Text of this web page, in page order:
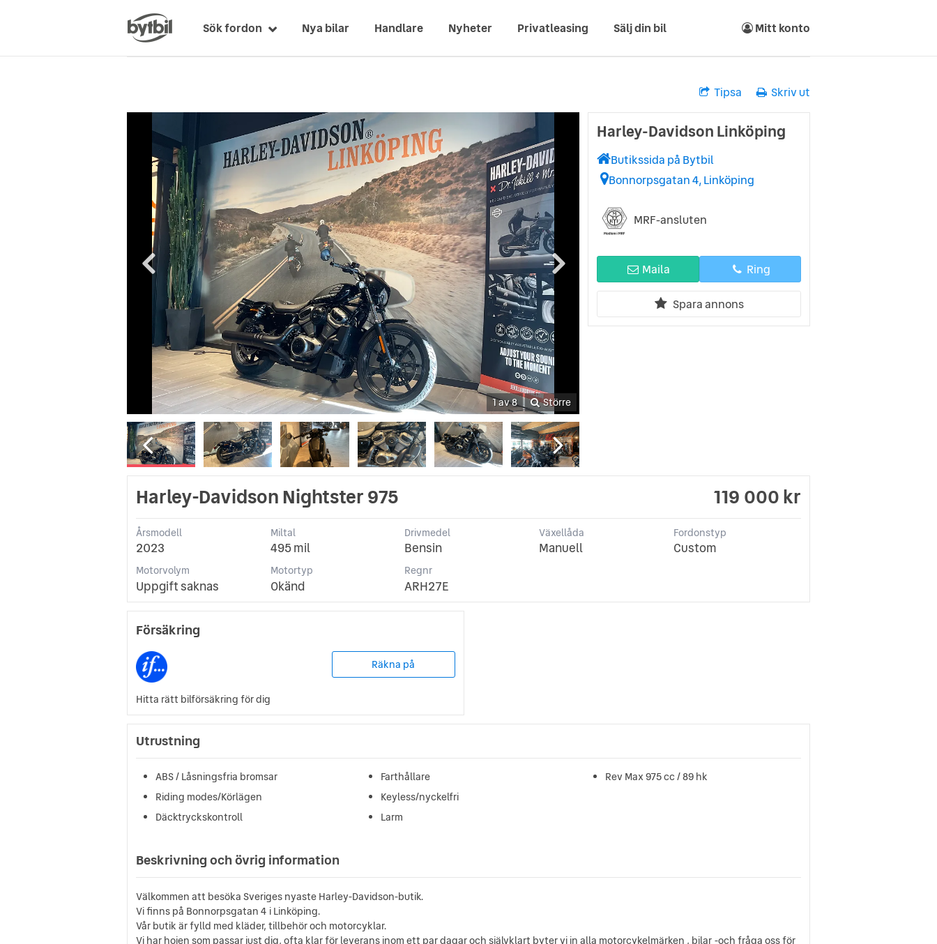
Sök fordon Nya bilar Handlare Nyheter Privatleasing Sälj din bil Mitt konto
Tipsa Skriv ut
1 av 8 Större
Harley-Davidson Linköping
Butikssida på Bytbil
Bonnorpsgatan 4, Linköping
MRF-ansluten
Maila Ring
Spara annons
Harley-Davidson Nightster 975 119 000 kr
Årsmodell
2023
Miltal
495 mil
Drivmedel
Bensin
Växellåda
Manuell
Fordonstyp
Custom
Motorvolym
Uppgift saknas
Motortyp
Okänd
Regnr
ARH27E
Försäkring
Räkna på
Hitta rätt bilförsäkring för dig
Utrustning
ABS / Låsningsfria bromsar
Riding modes/Körlägen
Däcktryckskontroll
Farthållare
Keyless/nyckelfri
Larm
Rev Max 975 cc / 89 hk
Beskrivning och övrig information
Välkommen att besöka Sveriges nyaste Harley-Davidson-butik.
Vi finns på Bonnorpsgatan 4 i Linköping.
Vår butik är fylld med kläder, tillbehör och motorcyklar.
Vi har hojen som passar just dig, ofta klar för leverans inom ett par dagar och självklart byter vi in alla motorcykelmärken , bilar -och fråga oss för